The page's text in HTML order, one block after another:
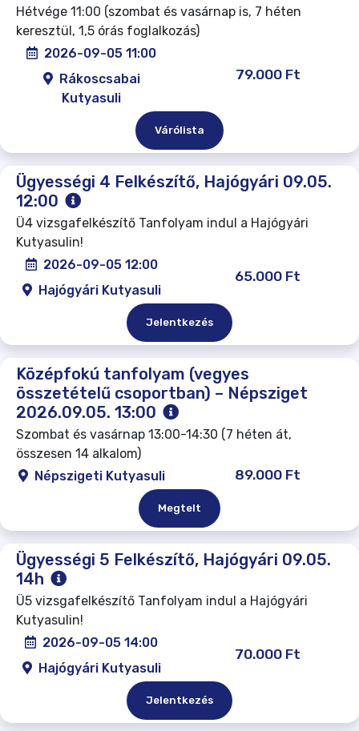
Hétvége 11:00 (szombat és vasárnap is, 7 héten
keresztül, 1,5 órás foglalkozás)
2026-09-05 11:00
Rákoscsabai
Kutyasuli
79.000 Ft
Várólista
Ügyességi 4 Felkészítő, Hajógyári 09.05.
12:00
Ü4 vizsgafelkészítő Tanfolyam indul a Hajógyári
Kutyasulin!
2026-09-05 12:00
Hajógyári Kutyasuli
65.000 Ft
Jelentkezés
Középfokú tanfolyam (vegyes
összetételű csoportban) – Népsziget
2026.09.05. 13:00
Szombat és vasárnap 13:00-14:30 (7 héten át,
összesen 14 alkalom)
Népszigeti Kutyasuli
89.000 Ft
Megtelt
Ügyességi 5 Felkészítő, Hajógyári 09.05.
14h
Ü5 vizsgafelkészítő Tanfolyam indul a Hajógyári
Kutyasulin!
2026-09-05 14:00
Hajógyári Kutyasuli
70.000 Ft
Jelentkezés